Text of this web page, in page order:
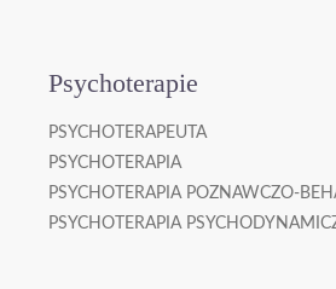
Psychoterapie
PSYCHOTERAPEUTA
PSYCHOTERAPIA
PSYCHOTERAPIA POZNAWCZO-
PSYCHOTERAPIA